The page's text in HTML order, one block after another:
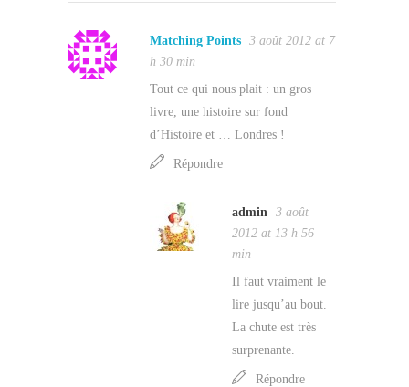
Matching Points 3 août 2012 at 7
h 30 min
Tout ce qui nous plait : un gros
livre, une histoire sur fond
d’Histoire et … Londres !
Répondre
admin 3 août
2012 at 13 h 56
min
Il faut vraiment le
lire jusqu’au bout.
La chute est très
surprenante.
Répondre